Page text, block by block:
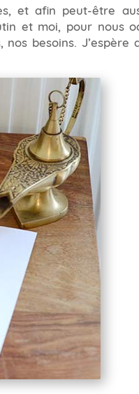
et afin peut-être
et moi, pour nous
besoins. J’espère